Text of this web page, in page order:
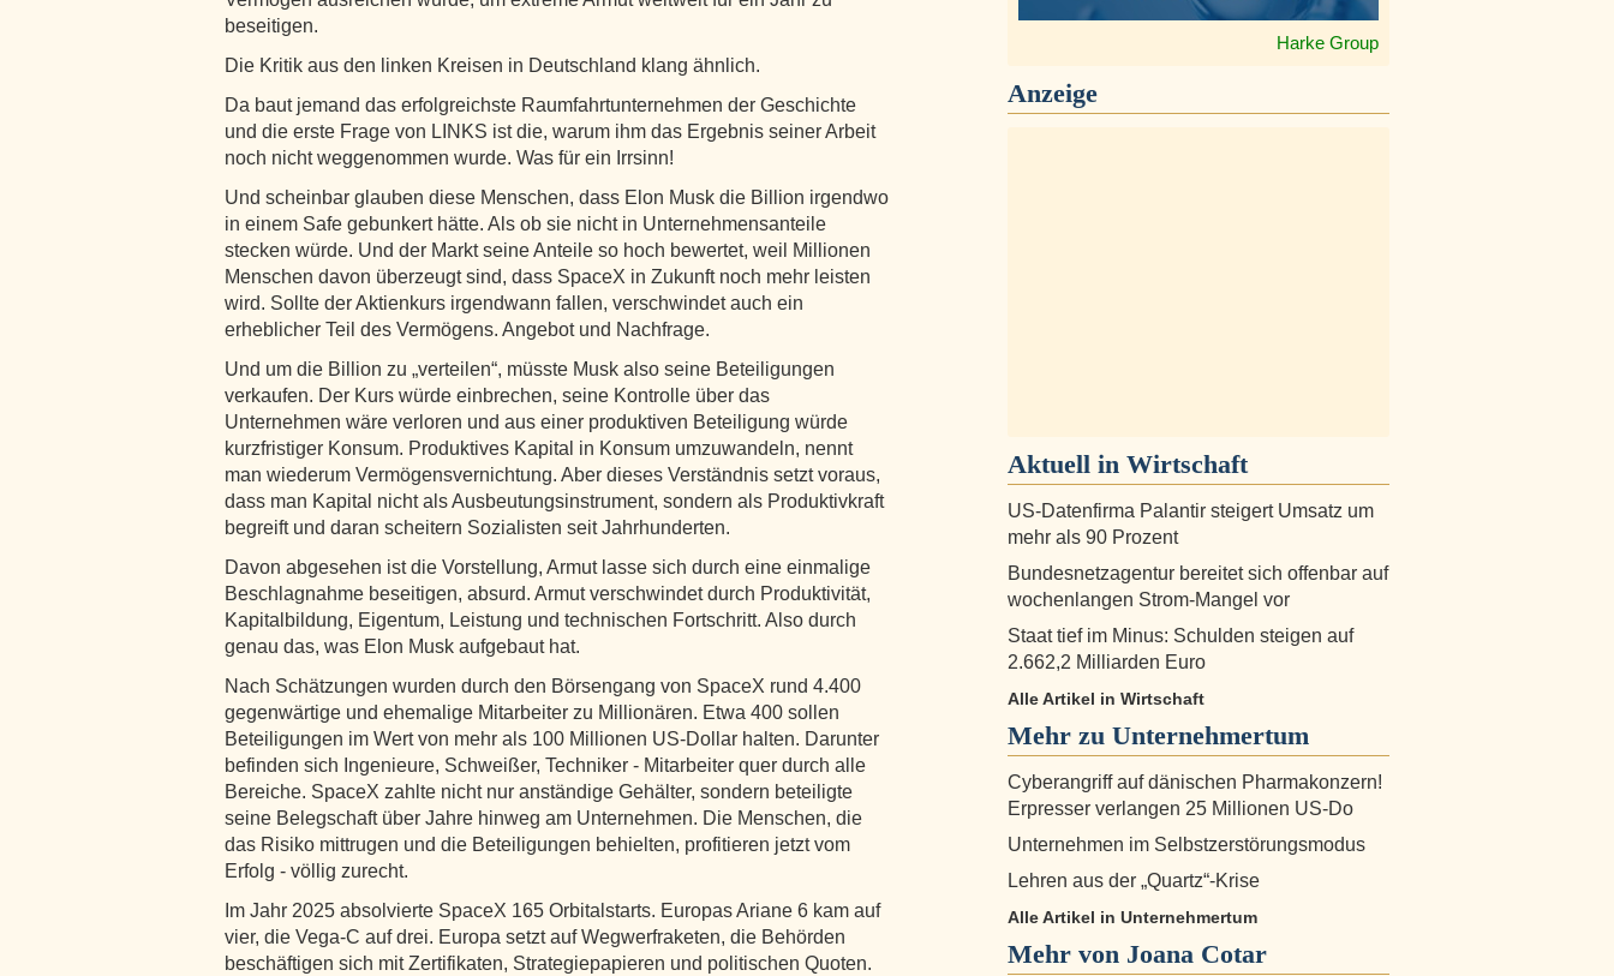
beseitigen.
Die Kritik aus den linken Kreisen in Deutschland klang ähnlich.
Da baut jemand das erfolgreichste Raumfahrtunternehmen der Geschichte
und die erste Frage von LINKS ist die, warum ihm das Ergebnis seiner Arbeit
noch nicht weggenommen wurde. Was für ein Irrsinn!
Und scheinbar glauben diese Menschen, dass Elon Musk die Billion irgendwo
in einem Safe gebunkert hätte. Als ob sie nicht in Unternehmensanteile
stecken würde. Und der Markt seine Anteile so hoch bewertet, weil Millionen
Menschen davon überzeugt sind, dass SpaceX in Zukunft noch mehr leisten
wird. Sollte der Aktienkurs irgendwann fallen, verschwindet auch ein
erheblicher Teil des Vermögens. Angebot und Nachfrage.
Und um die Billion zu „verteilen“, müsste Musk also seine Beteiligungen
verkaufen. Der Kurs würde einbrechen, seine Kontrolle über das
Unternehmen wäre verloren und aus einer produktiven Beteiligung würde
kurzfristiger Konsum. Produktives Kapital in Konsum umzuwandeln, nennt
man wiederum Vermögensvernichtung. Aber dieses Verständnis setzt voraus,
dass man Kapital nicht als Ausbeutungsinstrument, sondern als Produktivkraft
begreift und daran scheitern Sozialisten seit Jahrhunderten.
Davon abgesehen ist die Vorstellung, Armut lasse sich durch eine einmalige
Beschlagnahme beseitigen, absurd. Armut verschwindet durch Produktivität,
Kapitalbildung, Eigentum, Leistung und technischen Fortschritt. Also durch
genau das, was Elon Musk aufgebaut hat.
Nach Schätzungen wurden durch den Börsengang von SpaceX rund 4.400
gegenwärtige und ehemalige Mitarbeiter zu Millionären. Etwa 400 sollen
Beteiligungen im Wert von mehr als 100 Millionen US-Dollar halten. Darunter
befinden sich Ingenieure, Schweißer, Techniker - Mitarbeiter quer durch alle
Bereiche. SpaceX zahlte nicht nur anständige Gehälter, sondern beteiligte
seine Belegschaft über Jahre hinweg am Unternehmen. Die Menschen, die
das Risiko mittrugen und die Beteiligungen behielten, profitieren jetzt vom
Erfolg - völlig zurecht.
Im Jahr 2025 absolvierte SpaceX 165 Orbitalstarts. Europas Ariane 6 kam auf
vier, die Vega-C auf drei. Europa setzt auf Wegwerfraketen, die Behörden
beschäftigen sich mit Zertifikaten, Strategiepapieren und politischen Quoten.
Harke Group
Anzeige
Aktuell in Wirtschaft
US-Datenfirma Palantir steigert Umsatz um
mehr als 90 Prozent
Bundesnetzagentur bereitet sich offenbar auf
wochenlangen Strom-Mangel vor
Staat tief im Minus: Schulden steigen auf
2.662,2 Milliarden Euro
Alle Artikel in Wirtschaft
Mehr zu Unternehmertum
Cyberangriff auf dänischen Pharmakonzern!
Erpresser verlangen 25 Millionen US-Do
Unternehmen im Selbstzerstörungsmodus
Lehren aus der „Quartz“-Krise
Alle Artikel in Unternehmertum
Mehr von Joana Cotar